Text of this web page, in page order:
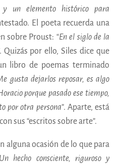
un elemento histórico para
El poeta recuerda una
sobre Proust: “En el siglo de la
Quizás por ello, Siles dice que
libro de poemas terminado
gusta dejarlos reposar, es algo
porque pasado ese tiempo,
por otra persona”. Aparte, está
sus “escritos sobre arte”.
alguna ocasión de lo que para
Un hecho consciente, riguroso y